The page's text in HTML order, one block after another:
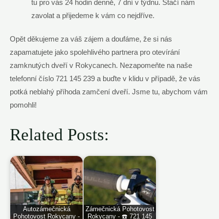
tu pro vás 24 hodin denně, 7 dní v týdnu. Stačí nám
zavolat a přijedeme k vám co nejdříve.
Opět děkujeme za váš zájem a doufáme, že si nás
zapamatujete jako spolehlivého partnera pro otevírání
zamknutých dveří v Rokycanech. Nezapomeňte na naše
telefonní číslo 721 145 239 a buďte v klidu v případě, že vás
potká neblahý příhoda zamčení dveří. Jsme tu, abychom vám
pomohli!
Related Posts:
Autozámečnická
Pohotovost Rokycany -
Zámečnická Pohotovost
Rokycany - ☎️ 721 145